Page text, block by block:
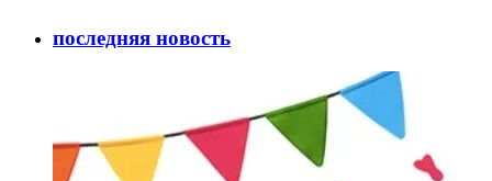
последняя новость